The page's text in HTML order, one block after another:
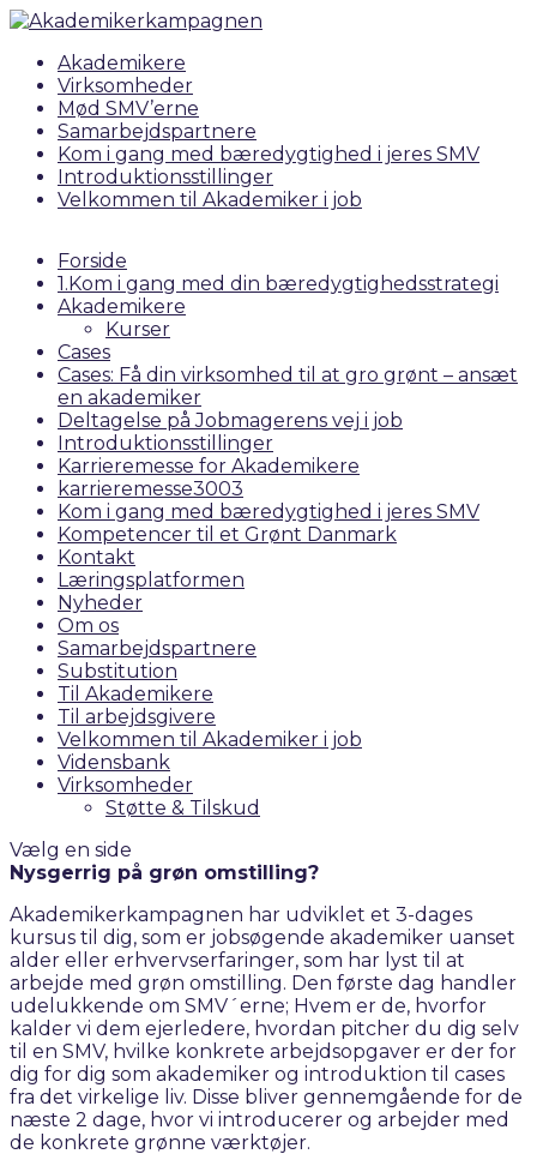
Akademikere
Virksomheder
Mød SMV’erne
Samarbejdspartnere
Kom i gang med bæredygtighed i jeres SMV
Introduktionsstillinger
Velkommen til Akademiker i job
Forside
1.Kom i gang med din bæredygtighedsstrategi
Akademikere
Kurser
Cases
Cases: Få din virksomhed til at gro grønt – ansæt
en akademiker
Deltagelse på Jobmagerens vej i job
Introduktionsstillinger
Karrieremesse for Akademikere
karrieremesse3003
Kom i gang med bæredygtighed i jeres SMV
Kompetencer til et Grønt Danmark
Kontakt
Læringsplatformen
Nyheder
Om os
Samarbejdspartnere
Substitution
Til Akademikere
Til arbejdsgivere
Velkommen til Akademiker i job
Vidensbank
Virksomheder
Støtte & Tilskud
Vælg en side
Nysgerrig på grøn omstilling?
Akademikerkampagnen har udviklet et 3-dages
kursus til dig, som er jobsøgende akademiker uanset
alder eller erhvervserfaringer, som har lyst til at
arbejde med grøn omstilling. Den første dag handler
udelukkende om SMV´erne; Hvem er de, hvorfor
kalder vi dem ejerledere, hvordan pitcher du dig selv
til en SMV, hvilke konkrete arbejdsopgaver er der for
dig for dig som akademiker og introduktion til cases
fra det virkelige liv. Disse bliver gennemgående for de
næste 2 dage, hvor vi introducerer og arbejder med
de konkrete grønne værktøjer.